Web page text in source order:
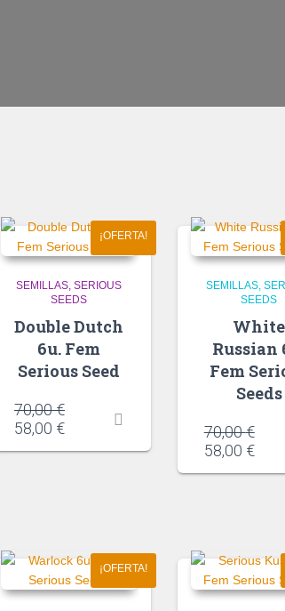
¡OFERTA!
SEMILLAS SERIOUS
SEEDS
Double Dutch
6u. Fem
Serious Seed
70,00€
58,00 €
SEMILLAS
SEEDS
White
Russian
Fem
Seeds
70,00€
58,00 €
¡OFERTA!